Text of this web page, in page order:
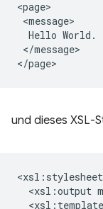
Hello
</message>
und dieses XSL-
<xsl:stylesheet
<xsl:output
<xsl:template